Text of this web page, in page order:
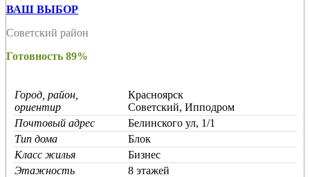
ВАШ ВЫБОР
Советский район
Готовность 89%
Город, район,
ориентир
Красноярск
Советский, Ипподром
Почтовый адрес
Белинского ул, 1/1
Тип дома
Блок
Класс жилья
Бизнес
Этажность
8 этажей